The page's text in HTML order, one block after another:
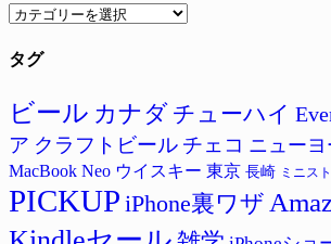
カ
ゴ
ー
タグ
ビール カナダ チューハイ
ア クラフトビール チェコ ニューヨ
MacBook Neo ウイスキー 東京 長崎 ミニス
PICKUP iPhone裏ワザ